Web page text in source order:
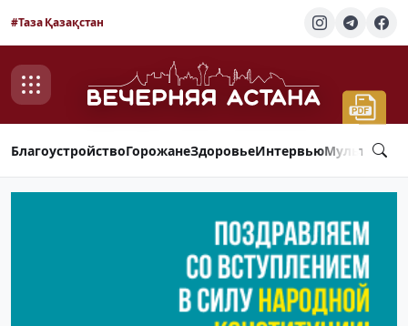
#Таза Қазақстан
БлагоустройствоГорожанеЗдоровьеИнтервью